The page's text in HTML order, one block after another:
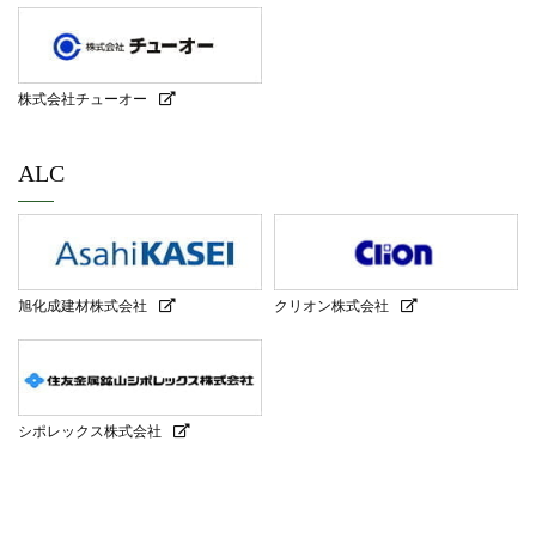
株式会社チューオー
ALC
旭化成建材株式会社 クリオン株式会社
シポレックス株式会社